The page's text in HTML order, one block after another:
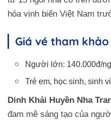
hóa vịnh biển Việt Nam
Giá vé tham khảo
Người lớn: 140.000đ/
Trẻ em, học sinh, sinh
Dinh Khải Huyền Nha
đam mê sáng tạo của